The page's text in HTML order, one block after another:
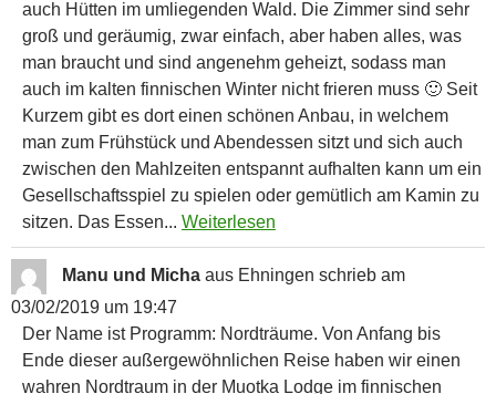
auch Hütten im umliegenden Wald. Die Zimmer sind sehr
groß und geräumig, zwar einfach, aber haben alles, was
man braucht und sind angenehm geheizt, sodass man
auch im kalten finnischen Winter nicht frieren muss 🙂 Seit
Kurzem gibt es dort einen schönen Anbau, in welchem
man zum Frühstück und Abendessen sitzt und sich auch
zwischen den Mahlzeiten entspannt aufhalten kann um ein
Gesellschaftsspiel zu spielen oder gemütlich am Kamin zu
sitzen. Das Essen... Weiterlesen
Manu und Micha aus Ehningen schrieb am
03/02/2019 um 19:47
Der Name ist Programm: Nordträume. Von Anfang bis
Ende dieser außergewöhnlichen Reise haben wir einen
wahren Nordtraum in der Muotka Lodge im finnischen